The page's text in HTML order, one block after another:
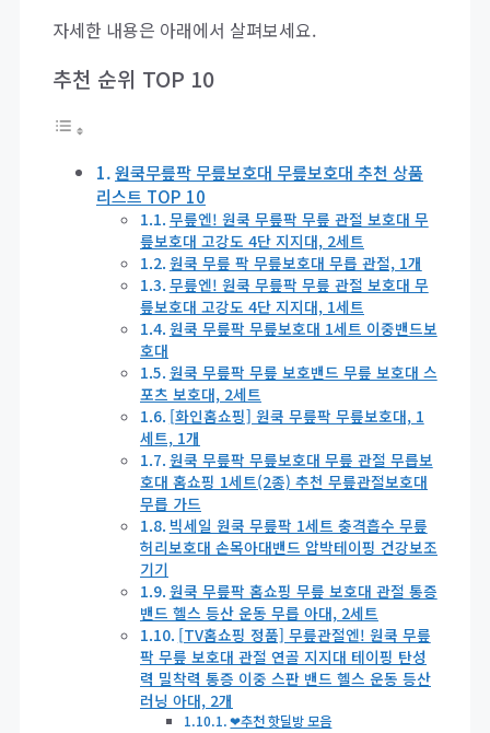
자세한 내용은 아래에서 살펴보세요.
추천 순위 TOP 10
원쿡무릎팍 무릎보호대 무릎보호대 추천 상품
리스트 TOP 10
무릎엔! 원쿡 무릎팍 무릎 관절 보호대 무
릎보호대 고강도 4단 지지대, 2세트
원쿡 무릎 팍 무릎보호대 무릅 관절, 1개
무릎엔! 원쿡 무릎팍 무릎 관절 보호대 무
릎보호대 고강도 4단 지지대, 1세트
원쿡 무릎팍 무릎보호대 1세트 이중밴드보
호대
원쿡 무릎팍 무릎 보호밴드 무릎 보호대 스
포츠 보호대, 2세트
[화인홈쇼핑] 원쿡 무릎팍 무릎보호대, 1
세트, 1개
원쿡 무릎팍 무릎보호대 무릎 관절 무릅보
호대 홈쇼핑 1세트(2종) 추천 무릎관절보호대
무릅 가드
빅세일 원쿡 무릎팍 1세트 충격흡수 무릎
허리보호대 손목아대밴드 압박테이핑 건강보조
기기
원쿡 무릎팍 홈쇼핑 무릎 보호대 관절 통증
밴드 헬스 등산 운동 무릅 아대, 2세트
[TV홈쇼핑 정품] 무릎관절엔! 원쿡 무릎
팍 무릎 보호대 관절 연골 지지대 테이핑 탄성
력 밀착력 통증 이중 스판 밴드 헬스 운동 등산
러닝 아대, 2개
❤추천 핫딜방 모음